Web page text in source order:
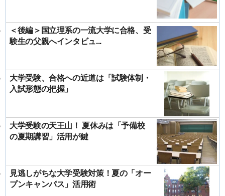
＜後編＞国立理系の一流大学に合格、受
験生の父親へインタビュ...
大学受験、合格への近道は「試験体制・
入試形態の把握」
大学受験の天王山！ 夏休みは「予備校
の夏期講習」活用が鍵
見逃しがちな大学受験対策！夏の「オー
プンキャンパス」活用術